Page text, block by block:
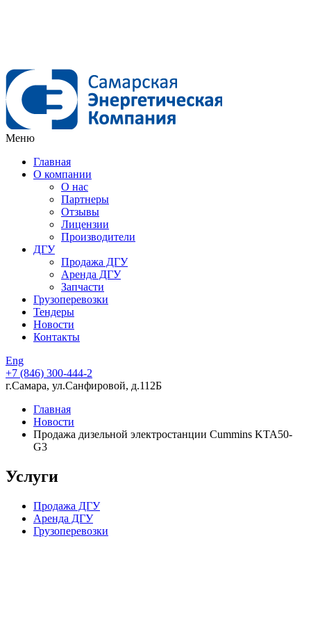
Меню
Главная
О компании
О нас
Партнеры
Отзывы
Лицензии
Производители
ДГУ
Продажа ДГУ
Аренда ДГУ
Запчасти
Грузоперевозки
Тендеры
Новости
Контакты
Eng
+7 (846) 300-444-2
г.Самара, ул.Санфировой, д.112Б
Главная
Новости
Продажа дизельной электростанции Cummins KTA50-
G3
Услуги
Продажа ДГУ
Аренда ДГУ
Грузоперевозки